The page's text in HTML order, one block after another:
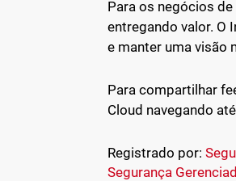
Para os negócios
entregando valor. O
e manter uma visão
Para compartilhar
Cloud navegando até
Registrado por:
Segurança